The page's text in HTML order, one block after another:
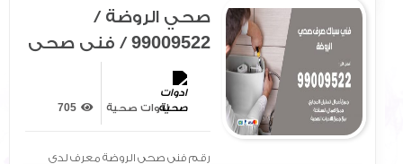
صحي الروضة /
99009522 / فني صحي
/ سباك / ادوات صحية /
رقم صحي الروضة
ادوات صحية
رقم فني صحي الروضة معرف لدى